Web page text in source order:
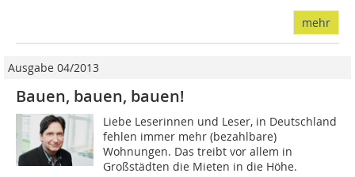
mehr
Ausgabe 04/2013
Bauen, bauen, bauen!
Liebe Leserinnen und Leser, in Deutschland
fehlen immer mehr (bezahlbare)
Wohnungen. Das treibt vor allem in
Großstädten die Mieten in die Höhe.